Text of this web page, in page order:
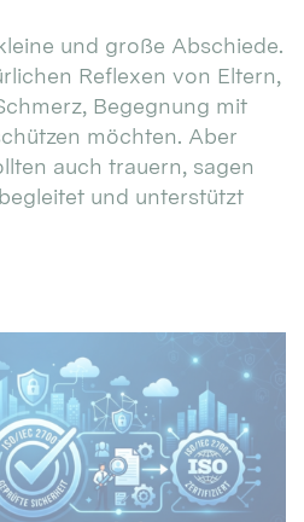
und große Abschiede.
Reflexen von Eltern,
Begegnung mit
möchten. Aber
auch trauern, sagen
und unterstützt